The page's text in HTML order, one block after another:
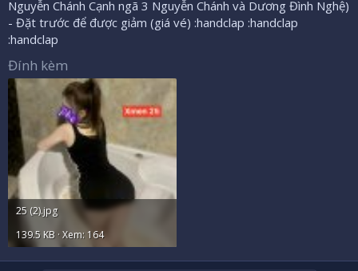
Nguyễn Chánh Cạnh ngã 3 Nguyễn Chánh và Dương Đình Nghệ)
- Đặt trước để được giảm (giá vé) :handclap :handclap
:handclap
Đính kèm
25 (2).jpg
139.5 KB · Xem: 164